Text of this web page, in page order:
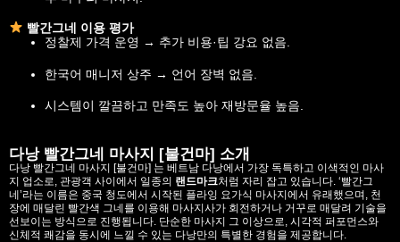
빨간그네 이용 평가
정찰제 가격 운영 → 추가 비용·팁 강요 없음.
한국어 매니저 상주 → 언어 장벽 없음.
시스템이 깔끔하고 만족도 높아 재방문율 높음.
다낭 빨간그네 마사지 [불건마] 소개
다낭 빨간그네 마사지 [불건마] 는 베트남 다낭에서 가장 독특하고 이색적인 마사
지 업소로, 관광객 사이에서 일종의 랜드마크처럼 자리 잡고 있습니다. ‘빨간그
네’라는 이름은 중국 청도에서 시작된 플라잉 요가식 마사지에서 유래했으며, 천
장에 매달린 빨간색 그네를 이용해 마사지사가 회전하거나 거꾸로 매달려 기술을
선보이는 방식으로 진행됩니다. 단순한 마사지 그 이상으로, 시각적 퍼포먼스와
신체적 쾌감을 동시에 느낄 수 있는 다낭만의 특별한 경험을 제공합니다.